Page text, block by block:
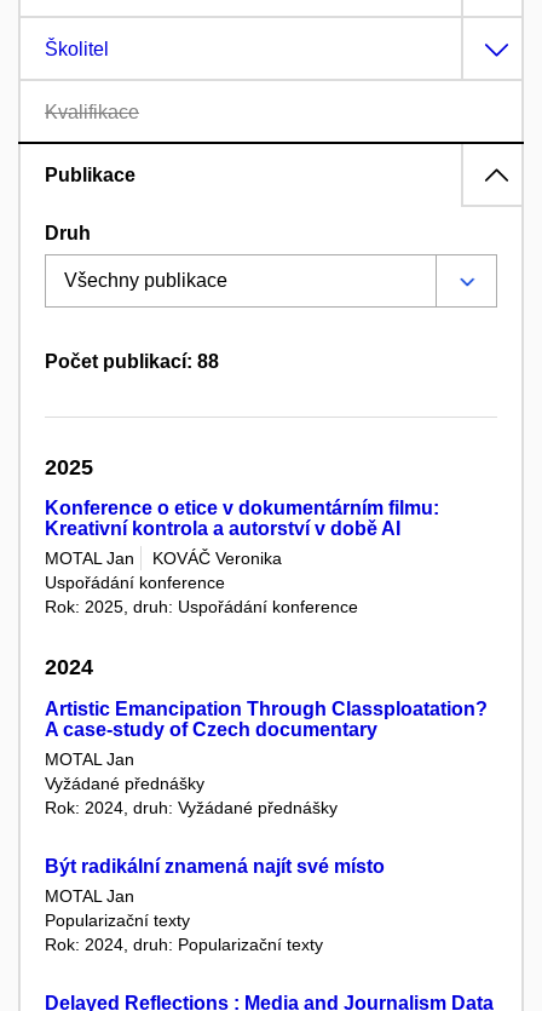
Školitel
Kvalifikace
Publikace
Druh
Počet publikací: 88
2025
Konference o etice v dokumentárním filmu:
Kreativní kontrola a autorství v době AI
MOTAL Jan
KOVÁČ Veronika
Uspořádání konference
Rok: 2025, druh: Uspořádání konference
2024
Artistic Emancipation Through Classploatation?
A case-study of Czech documentary
MOTAL Jan
Vyžádané přednášky
Rok: 2024, druh: Vyžádané přednášky
Být radikální znamená najít své místo
MOTAL Jan
Popularizační texty
Rok: 2024, druh: Popularizační texty
Delayed Reflections : Media and Journalism Data